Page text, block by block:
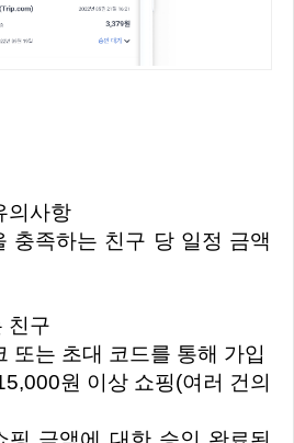
의사항
충족하는 친구 당 일정 금액
친구
는 초대 코드를 통해 가입
원 이상 쇼핑(여러 건의